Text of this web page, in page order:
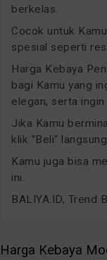
berkelas.
Cocok untuk
spesial seperti
Harga Kebaya
bagi Kamu yang
elegan, serta
Jika Kamu
klik "Beli"
Kamu juga bisa
ini.
BALIYA.ID, Trend
Harga Kebaya